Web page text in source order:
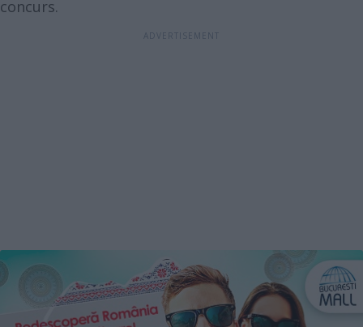
concurs.